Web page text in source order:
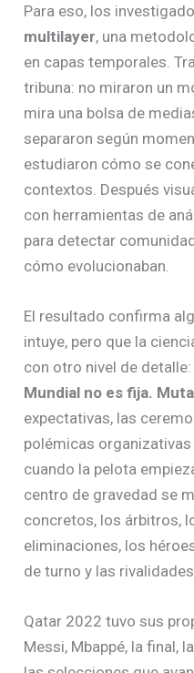
Para eso, los
multilayer, una
en capas temporales.
tribuna: no miraron un
mira una bolsa de
separaron según
estudiaron cómo se
contextos. Después
con herramientas de
para detectar
cómo evolucionaban.
El resultado confirma
intuye, pero que la
con otro nivel de detalle:
Mundial no es fija. Muta
expectativas, las
polémicas
cuando la pelota
centro de gravedad se
concretos, los árbitros,
eliminaciones, los
de turno y las
Qatar 2022 tuvo sus
Messi, Mbappé, la final,